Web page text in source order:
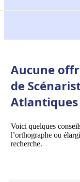
Aucune
de
Atlantiques
Voici quelques
l’orthographe ou
recherche.